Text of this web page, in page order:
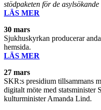
stödpaketen för de
LÄS MER
30 mars
Sjukhuskyrkan producerar
hemsida.
LÄS MER
27 mars
SKR:s presidium tillsammans
digitalt möte med statsminister
kulturminister Amanda Lind.